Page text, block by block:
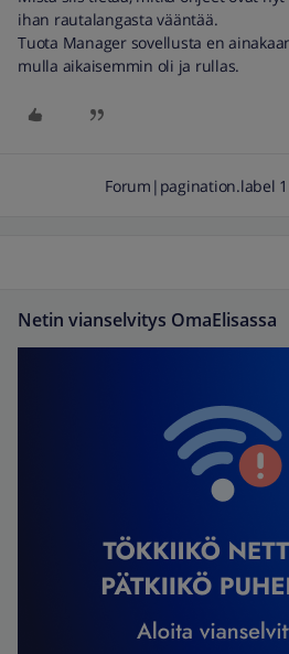
ihan rautalangasta vääntää.
Tuota Manager sovellusta en
mulla aikaisemmin oli ja rullas.
Forum|pagination.label 1
Netin vianselvitys OmaElisassa